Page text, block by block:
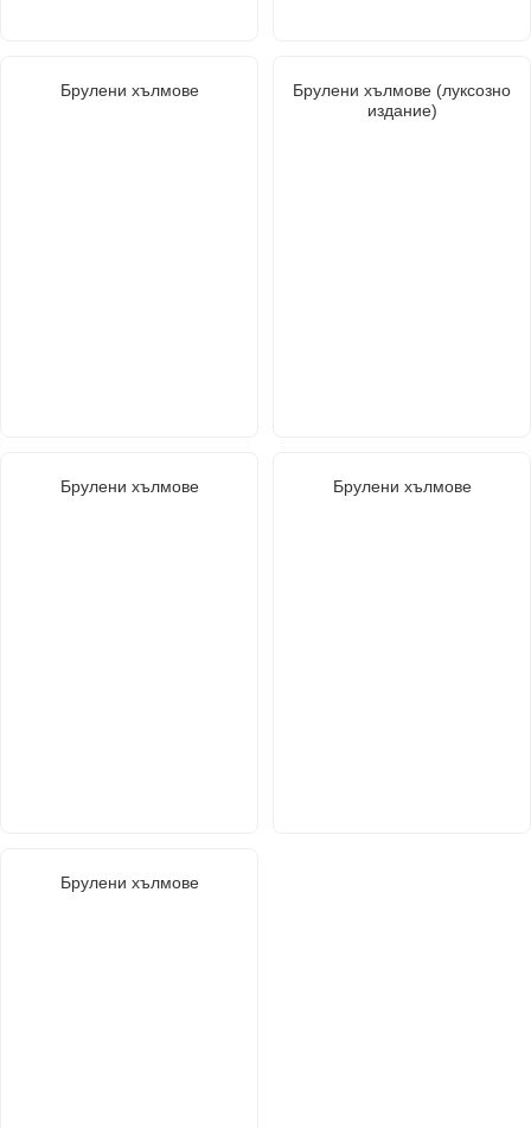
Брулени хълмове
Брулени хълмове (луксозно
издание)
Брулени хълмове Брулени хълмове
Брулени хълмове